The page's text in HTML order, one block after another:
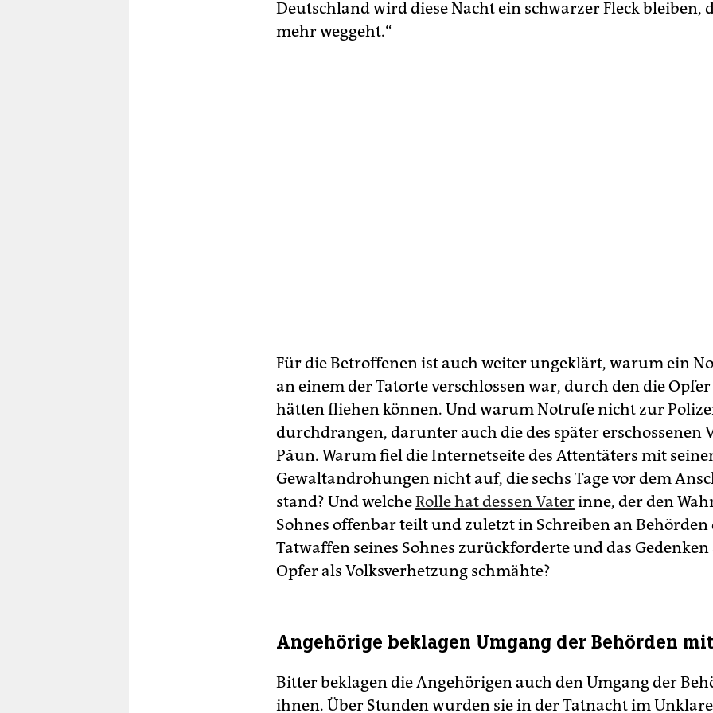
Deutschland wird diese Nacht ein schwarzer Fleck bleiben,
mehr weggeht.“
Für die Betroffenen ist auch weiter ungeklärt, warum ein
an einem der Tatorte verschlossen war, durch den die
hätten fliehen können. Und warum Notrufe nicht zur
durchdrangen, darunter auch die des später erschossenen
Păun. Warum fiel die Internetseite des Attentäters mit
Gewaltandrohungen nicht auf, die sechs Tage vor dem
stand? Und welcheRolle hat dessen Vaterinne, der den
Sohnes offenbar teilt und zuletzt in Schreiben an Behörden
Tatwaffen seines Sohnes zurückforderte und das Gedenken
Opfer als Volksverhetzung schmähte?
Angehörige beklagen Umgang der Behörden
Bitter beklagen die Angehörigen auch den Umgang der
ihnen. Über Stunden wurden sie in der Tatnacht im